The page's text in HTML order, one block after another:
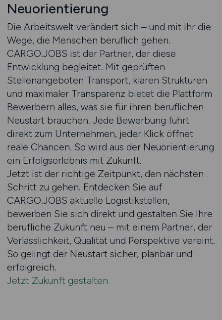
Neuorientierung
Die Arbeitswelt verändert sich – und mit ihr die
Wege, die Menschen beruflich gehen.
CARGO.JOBS ist der Partner, der diese
Entwicklung begleitet. Mit geprüften
Stellenangeboten Transport, klaren Strukturen
und maximaler Transparenz bietet die Plattform
Bewerbern alles, was sie für ihren beruflichen
Neustart brauchen. Jede Bewerbung führt
direkt zum Unternehmen, jeder Klick öffnet
reale Chancen. So wird aus der Neuorientierung
ein Erfolgserlebnis mit Zukunft.
Jetzt ist der richtige Zeitpunkt, den nächsten
Schritt zu gehen. Entdecken Sie auf
CARGO.JOBS aktuelle Logistikstellen,
bewerben Sie sich direkt und gestalten Sie Ihre
berufliche Zukunft neu – mit einem Partner, der
Verlässlichkeit, Qualität und Perspektive vereint.
So gelingt der Neustart sicher, planbar und
erfolgreich.
Jetzt Zukunft gestalten